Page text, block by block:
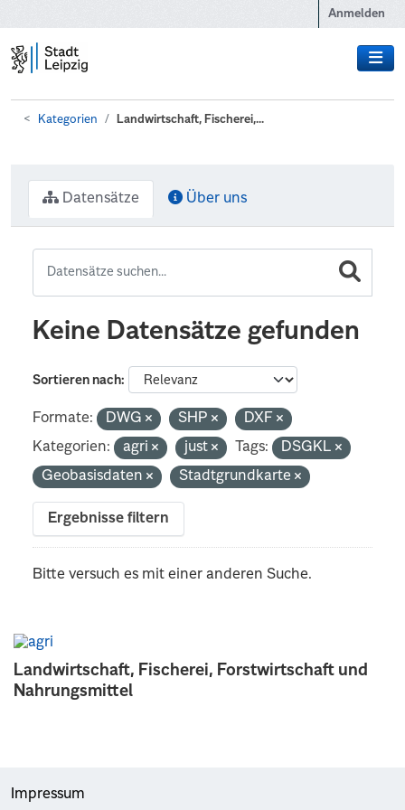
Anmelden
Kategorien Landwirtschaft, Fischerei,...
Landwirtschaft, Fischerei, Forstwirtschaft und
Nahrungsmittel
Datensätze Über uns
Keine Datensätze gefunden
Sortieren nach
Formate: DWG SHP
DXF
Kategorien:
agri just Tags:
DSGKL
Geobasisdaten
Stadtgrundkarte
Ergebnisse filtern
Bitte versuch es mit einer anderen Suche.
Impressum